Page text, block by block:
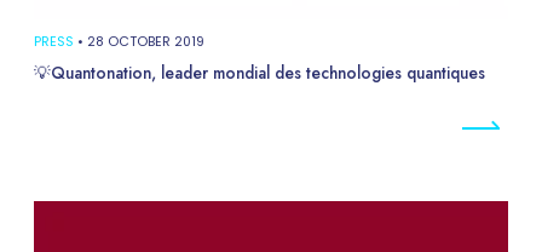
PRESS • 28 OCTOBER 2019
💡Quantonation, leader mondial des technologies quantiques